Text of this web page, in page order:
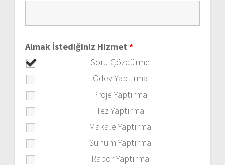
Almak İstediğiniz Hizmet *
Soru Çözdürme
Ödev Yaptırma
Proje Yaptırma
Tez Yaptırma
Makale Yaptırma
Sunum Yaptırma
Rapor Yaptırma